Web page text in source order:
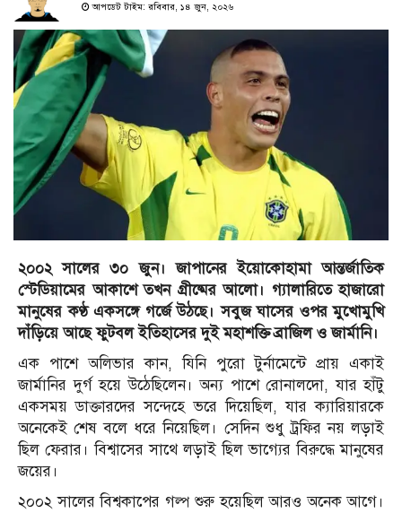
আপডেট টাইম: রবিবার, ১৪ জুন, ২০২৬
২০০২ সালের ৩০ জুন। জাপানের ইয়োকোহামা আন্তর্জাতিক
স্টেডিয়ামের আকাশে তখন গ্রীষ্মের আলো। গ্যালারিতে হাজারো
মানুষের কণ্ঠ একসঙ্গে গর্জে উঠছে। সবুজ ঘাসের ওপর মুখোমুখি
দাঁড়িয়ে আছে ফুটবল ইতিহাসের দুই মহাশক্তি ব্রাজিল ও জার্মানি।
এক পাশে অলিভার কান, যিনি পুরো টুর্নামেন্টে প্রায় একাই
জার্মানির দুর্গ হয়ে উঠেছিলেন। অন্য পাশে রোনালদো, যার হাঁটু
একসময় ডাক্তারদের সন্দেহে ভরে দিয়েছিল, যার ক্যারিয়ারকে
অনেকেই শেষ বলে ধরে নিয়েছিল। সেদিন শুধু ট্রফির নয় লড়াই
ছিল ফেরার। বিশ্বাসের সাথে লড়াই ছিল ভাগ্যের বিরুদ্ধে মানুষের
জয়ের।
২০০২ সালের বিশ্বকাপের গল্প শুরু হয়েছিল আরও অনেক আগে।